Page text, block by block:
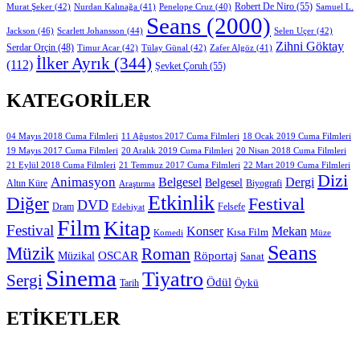
Murat Şeker (42) Nurdan Kalınağa (41) Penelope Cruz (40) Robert De Niro (55) Samuel L.
Jackson (46) Scarlett Johansson (44) Seans (2000) Selen Uçer (42)
Serdar Orçin (48) Timur Acar (42) Tülay Günal (42) Zafer Algöz (41) Zihni Göktay
(112) İlker Ayrık (344) Şevket Çoruh (55)
KATEGORILER
04 Mayıs 2018 Cuma Filmleri 11 Ağustos 2017 Cuma Filmleri 18 Ocak 2019 Cuma Filmleri
19 Mayıs 2017 Cuma Filmleri 20 Aralık 2019 Cuma Filmleri 20 Nisan 2018 Cuma Filmleri
21 Eylül 2018 Cuma Filmleri 21 Temmuz 2017 Cuma Filmleri 22 Mart 2019 Cuma Filmleri
Altın Küre Animasyon Araştırma Belgesel Belgesel Biyografi Dergi Dizi
Diğer Dram DVD Edebiyat Etkinlik Felsefe Festival
Festival Film Kitap Komedi Konser Kısa Film Mekan Müze
Müzik Müzikal OSCAR Roman Röportaj Sanat Seans
Sergi Sinema Tarih Tiyatro Ödül Öykü
ETIKETLER